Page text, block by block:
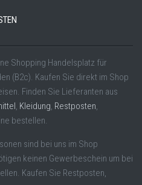
Shopping Handelsplatz für
(B2c). Kaufen Sie direkt im Shop
Finden Sie Lieferanten aus
, Kleidung, Restposten,
bestellen.
sind bei uns im Shop
keinen Gewerbeschein um bei
Kaufen Sie Restposten,